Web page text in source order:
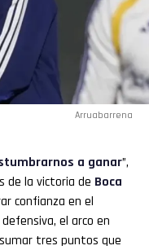
Arruabarrena
a ganar”,
de la victoria de Boca
confianza en el
el arco en
tres puntos que